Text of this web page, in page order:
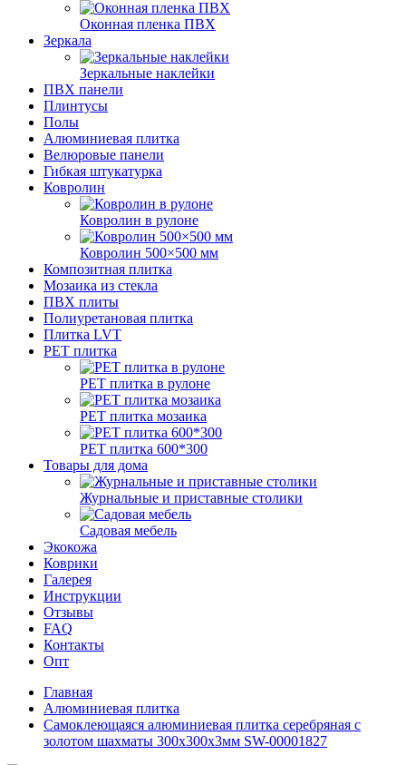
Оконная пленка ПВХ
Зеркала
Зеркальные наклейки
ПВХ панели
Плинтусы
Полы
Алюминиевая плитка
Велюровые панели
Гибкая штукатурка
Ковролин
Ковролин в рулоне
Ковролин 500×500 мм
Композитная плитка
Мозаика из стекла
ПВХ плиты
Полиуретановая плитка
Плитка LVT
РЕТ плитка
РЕТ плитка в рулоне
РЕТ плитка мозаика
РЕТ плитка 600*300
Товары для дома
Журнальные и приставные столики
Садовая мебель
Экокожа
Коврики
Галерея
Инструкции
Отзывы
FAQ
Контакты
Опт
Главная
Алюминиевая плитка
Самоклеющаяся алюминиевая плитка серебряная с
золотом шахматы 300х300х3мм SW-00001827